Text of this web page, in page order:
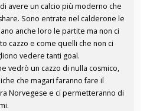
avere un calcio più moderno che
Sono entrate nel calderone le
anche loro le partite ma non ci
cazzo e come quelli che non ci
vedere tanti goal.
vedrò un cazzo di nulla cosmico,
che magari faranno fare il
Norvegese e ci permetteranno di